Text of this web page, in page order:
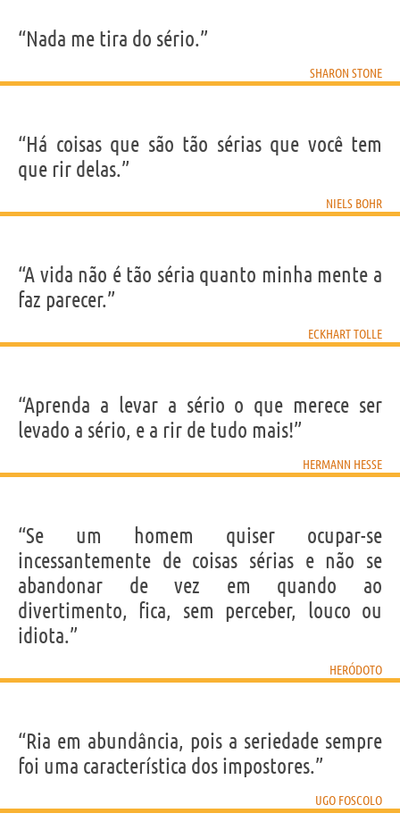
“Nada me tira do sério.”
SHARON STONE
“Há coisas que são tão sérias que você tem
que rir delas.”
NIELS BOHR
“A vida não é tão séria quanto minha mente a
faz parecer.”
ECKHART TOLLE
“Aprenda a levar a sério o que merece ser
levado a sério, e a rir de tudo mais!”
HERMANN HESSE
“Se um homem quiser ocupar-se
incessantemente de coisas sérias e não se
abandonar de vez em quando ao
divertimento, fica, sem perceber, louco ou
idiota.”
HERÓDOTO
“Ria em abundância, pois a seriedade sempre
foi uma característica dos impostores.”
UGO FOSCOLO